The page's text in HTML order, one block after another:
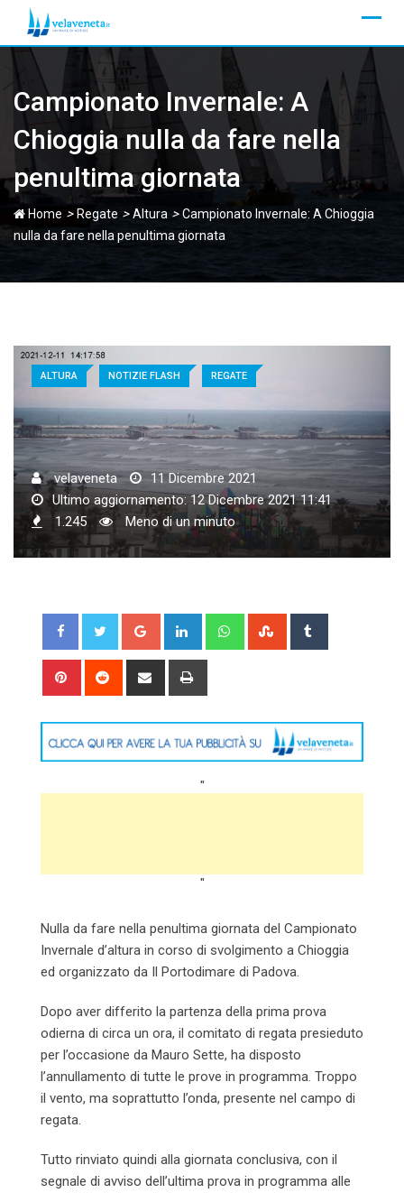
content
Campionato Invernale: A
Chioggia nulla da fare nella
penultima giornata
Home > Regate >Altura >Campionato Invernale: A Chioggia
nulla da fare nella penultima giornata
ALTURA NOTIZIE FLASH REGATE
velaveneta
11 Dicembre 2021
Ultimo aggiornamento: 12 Dicembre 2021 11:41
1.245
Meno di un minuto
Google+ LinkedIn WhatsappStumbleUpon
Pinterest Reddit
Share
"
"
Nulla da fare nella penultima giornata del Campionato
Invernale d’altura in corso di svolgimento a Chioggia
ed organizzato da Il Portodimare di Padova.
Dopo aver differito la partenza della prima prova
odierna di circa un ora, il comitato di regata presieduto
per l’occasione da Mauro Sette, ha disposto
l’annullamento di tutte le prove in programma. Troppo
il vento, ma soprattutto l’onda, presente nel campo di
regata.
Tutto rinviato quindi alla giornata conclusiva, con il
segnale di avviso dell’ultima prova in programma alle